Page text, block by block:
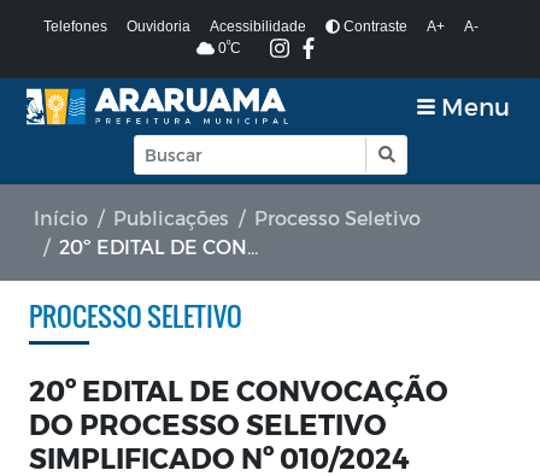
Telefones Ouvidoria Acessibilidade Contraste A+
A-
0ºC
Menu
Início Publicações
Processo Seletivo
20º EDITAL DE CONVOCAÇÃO DO PROCESSO SELETIVO SIMPLIFICADO Nº 010/2024
PROCESSO SELETIVO
20º EDITAL DE CONVOCAÇÃO
DO PROCESSO SELETIVO
SIMPLIFICADO Nº 010/2024